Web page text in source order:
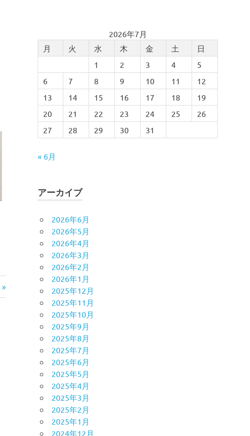
2026年7月
月
火 水 木 金 土
日
1
2 3 4
5
6
7 8 9 10 11
12
13
14 15 16 17 18
19
20
21 22 23 24 25
26
27
28 29 30 31
« 6月
アーカイブ
2026年6月
2026年5月
2026年4月
2026年3月
2026年2月
2026年1月
2025年12月
2025年11月
2025年10月
2025年9月
2025年8月
2025年7月
2025年6月
2025年5月
2025年4月
2025年3月
2025年2月
2025年1月
2024年12月